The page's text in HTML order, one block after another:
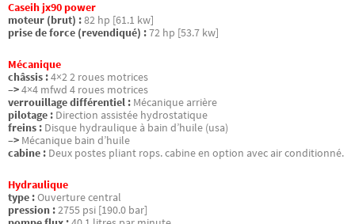
Caseih jx90 power
moteur (brut) :82 hp [61.1 kw]
prise de force (revendiqué) :72 hp [53.7 kw]
Mécanique
châssis :4×2 2 roues motrices
–>4×4 mfwd 4 roues motrices
verrouillage différentiel : Mécanique arrière
pilotage : Direction assistée hydrostatique
freins : Disque hydraulique à bain d’huile (usa)
–> Mécanique bain d’huile
cabine : Deux postes pliant rops. cabine en option avec air conditionné.
Hydraulique
type :Ouverture central
pression :2755 psi [190.0 bar]